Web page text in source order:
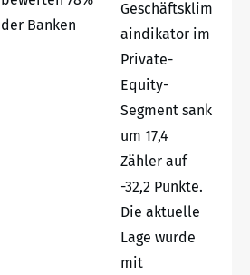
der Banken
Geschäftsklim
aindikator im
Private-
Equity-
Segment sank
um 17,4
Zähler auf
-32,2 Punkte.
Die aktuelle
Lage wurde
mit